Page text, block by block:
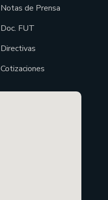
Notas de Prensa
Doc. FUT
Directivas
Cotizaciones